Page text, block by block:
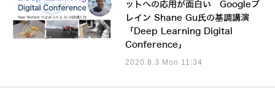
ットへの応用が面白い Googleブ
レイン Shane Gu氏の基調講演
「Deep Learning Digital
Conference」
2020.8.3 Mon 11:34